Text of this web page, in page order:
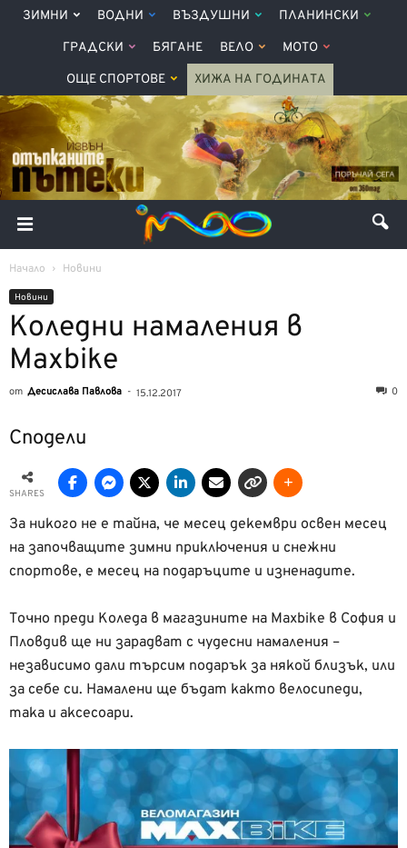
ЗИМНИ ВОДНИ ВЪЗДУШНИ ПЛАНИНСКИ
ГРАДСКИ БЯГАНЕ ВЕЛО МОТО
ОЩЕ СПОРТОВЕ ХИЖА НА ГОДИНАТА
Начало Новини
Новини
Коледни намаления в
Maxbike
от Десислава Павлова - 15.12.2017 0
Сподели
SHARES
За никого не е тайна, че месец декември освен месец
на започващите зимни приключения и снежни
спортове, е месец на подаръците и изненадите.
Точно преди Коледа в магазините на Maxbike в София и
Пловдив ще ни зарадват с чудесни намаления –
независимо дали търсим подарък за някой близък, или
за себе си. Намалени ще бъдат както велосипеди,
така и аксесоари.